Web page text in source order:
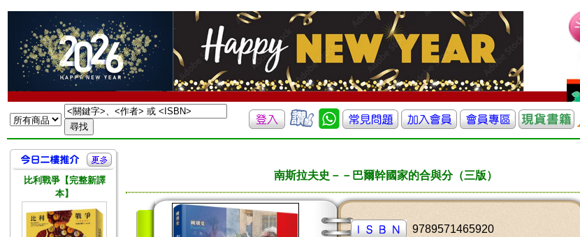
比利戰爭【完整新譯
本】
南斯拉夫史－－巴爾幹國家的合與分（三版）
9789571465920